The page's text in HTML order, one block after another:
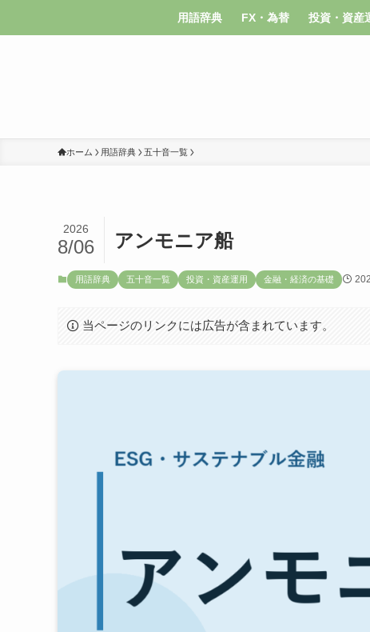
用語辞典 FX・為替 投資・資産
ホーム 用語辞典 五十音一覧
アンモニア船
2026
8/06
用語辞典 五十音一覧 投資・資産運用 金融・経済の基礎
当ページのリンクには広告が含まれています。